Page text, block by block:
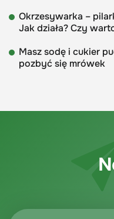
Okrzesywarka –
Jak działa? Czy
Masz sodę i cukier
pozbyć się mrówek